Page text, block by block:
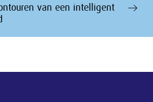
van een intelligent